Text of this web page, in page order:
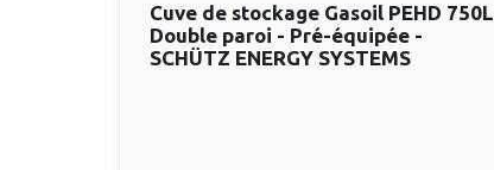
Cuve de stockage Gasoil PEHD 750L
Double paroi - Pré-équipée -
SCHÜTZ ENERGY SYSTEMS